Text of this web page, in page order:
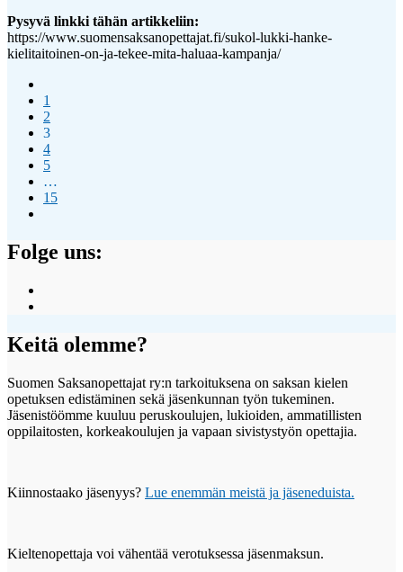
Pysyvä linkki tähän artikkeliin:
https://www.suomensaksanopettajat.fi/sukol-lukki-hanke-
kielitaitoinen-on-ja-tekee-mita-haluaa-kampanja/
1
2
3
4
5
…
15
Folge uns:
Facebook
palvelussa
profiili
Instagram
Keitä olemme?
Suomen Saksanopettajat ry:n tarkoituksena on saksan kielen
opetuksen edistäminen sekä jäsenkunnan työn tukeminen.
Jäsenistöömme kuuluu peruskoulujen, lukioiden, ammatillisten
oppilaitosten, korkeakoulujen ja vapaan sivistystyön opettajia.
Kiinnostaako jäsenyys? Lue enemmän meistä ja jäseneduista.
Kieltenopettaja voi vähentää verotuksessa jäsenmaksun.